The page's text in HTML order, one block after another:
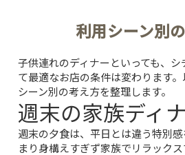
利用シーン別
子供連れのディナーといっても、
て最適なお店の条件は変わります
シーン別の考え方を整理します。
週末の家族ディ
週末の夕食は、平日とは違う特別
まり身構えすぎず家族でリラック